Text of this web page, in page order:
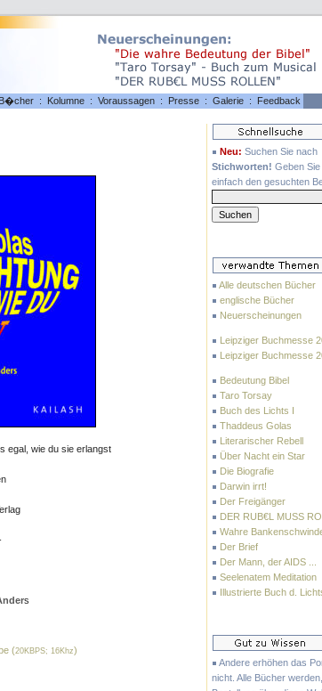
B�cher : Kolumne : Voraussagen : Presse : Galerie : Feedback
egal, wie du sie erlangst
s
(20KBPS; 16Khz)
Neu: Suchen Sie nach
Stichworten! Geben Sie
einfach den gesuchten
Alle deutschen Bücher
englische Bücher
Neuerscheinungen
Leipziger Buchmesse
Leipziger Buchmesse
Bedeutung Bibel
Taro Torsay
Buch des Lichts I
Thaddeus Golas
Literarischer Rebell
Über Nacht ein Star
Die Biografie
Darwin irrt!
Der Freigänger
DER RUB€L MUSS
Wahre
Der Brief
Der Mann, der AIDS ...
Seelenatem Meditation
Illustrierte Buch d.
Andere erhöhen das
nicht. Alle Bücher